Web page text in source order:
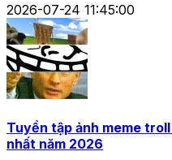
2026-07-24 11:45:00
Tuyển tập ảnh meme
nhất năm 2026